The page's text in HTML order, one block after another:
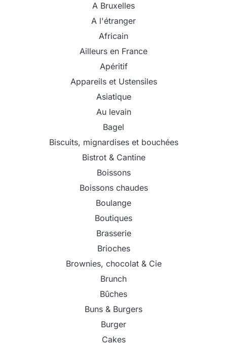
A Bruxelles
A l'étranger
Africain
Ailleurs en France
Apéritif
Appareils et Ustensiles
Asiatique
Au levain
Bagel
Biscuits, mignardises et bouchées
Bistrot & Cantine
Boissons
Boissons chaudes
Boulange
Boutiques
Brasserie
Brioches
Brownies, chocolat & Cie
Brunch
Bûches
Buns & Burgers
Burger
Cakes